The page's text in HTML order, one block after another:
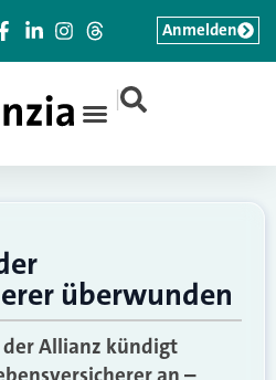
|
Anmelden
überwunden
Allianz kündigt